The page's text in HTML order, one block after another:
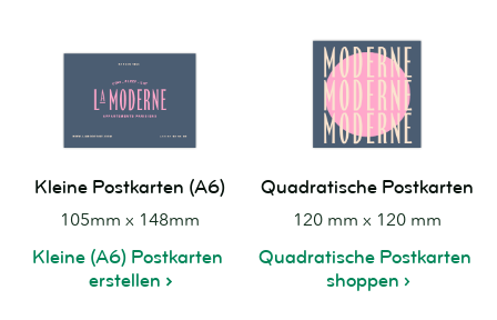
Kleine Postkarten (A6)
105mm x 148mm
Kleine (A6) Postkarten
erstellen
Quadratische Postkarten
120 mm x 120 mm
Quadratische Postkarten
shoppen